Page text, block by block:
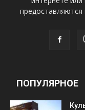
ПОПУЛЯРНОЕ